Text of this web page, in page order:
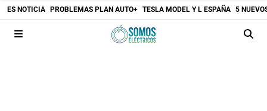
ES NOTICIA PROBLEMAS PLAN AUTO+ TESLA MODEL Y L ESPAÑA 5